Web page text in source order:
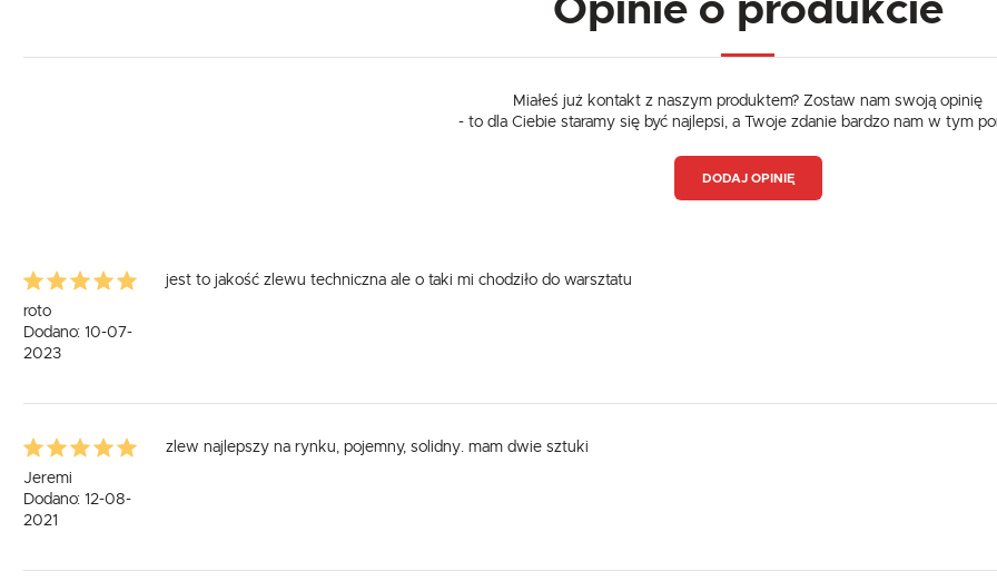
Opinie o produkcie
Miałeś już kontakt z naszym produktem? Zostaw nam swoją opinię
- to dla Ciebie staramy się być najlepsi, a Twoje zdanie bardzo nam w tym
DODAJ OPINIĘ
roto
Dodano: 10-07-
2023
jest to jakość zlewu techniczna ale o taki mi chodziło do warsztatu
Jeremi
Dodano: 12-08-
2021
zlew najlepszy na rynku, pojemny, solidny. mam dwie sztuki